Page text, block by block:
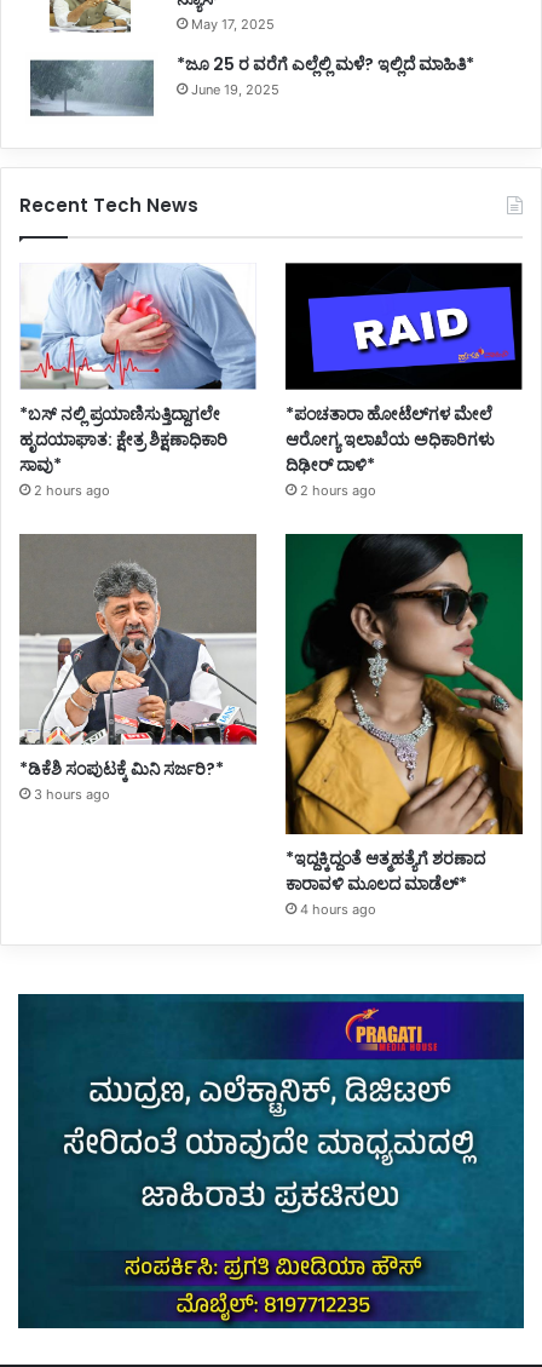
May 17, 2025
*ಜೂ 25 ರ ವರೆಗೆ ಎಲ್ಲೆಲ್ಲಿ ಮಳೆ? ಇಲ್ಲಿದೆ ಮಾಹಿತಿ*
June 19, 2025
Recent Tech News
*ಬಸ್ ನಲ್ಲಿ ಪ್ರಯಾಣಿಸುತ್ತಿದ್ದಾಗಲೇ
ಹೃದಯಾಘಾತ: ಕ್ಷೇತ್ರ ಶಿಕ್ಷಣಾಧಿಕಾರಿ
ಸಾವು*
2 hours ago
*ಪಂಚತಾರಾ ಹೋಟೆಲ್‌ಗಳ ಮೇಲೆ
ಆರೋಗ್ಯ ಇಲಾಖೆಯ ಅಧಿಕಾರಿಗಳು
ದಿಢೀರ್ ದಾಳಿ*
2 hours ago
*ಡಿಕೆಶಿ ಸಂಪುಟಕ್ಕೆ ಮಿನಿ ಸರ್ಜರಿ?*
3 hours ago
*ಇದ್ದಕ್ಕಿದ್ದಂತೆ ಆತ್ಮಹತ್ಯೆಗೆ ಶರಣಾದ
ಕಾರಾವಳಿ ಮೂಲದ ಮಾಡೆಲ್*
4 hours ago